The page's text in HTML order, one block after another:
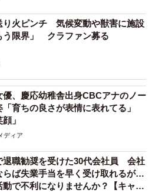
り火ピンチ 気候変動や獣害に施設
う限界」 クラファン募る
優、慶応幼稚舎出身CBCアナのノー
「育ちの良さが表情に表れてる」
」
ディア
退職勧奨を受けた30代会社員 会社
らば失業手当を早く受け取れるが…
動で不利になりませんか？【キャリ